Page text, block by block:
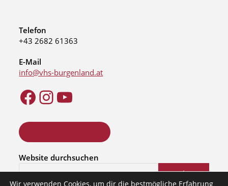
Telefon
+43 2682 61363
E-Mail
info@vhs-burgenland.at
Website durchsuchen
Suchen
Wir verwenden Cookies, um dir die bestmögliche Erfahrung